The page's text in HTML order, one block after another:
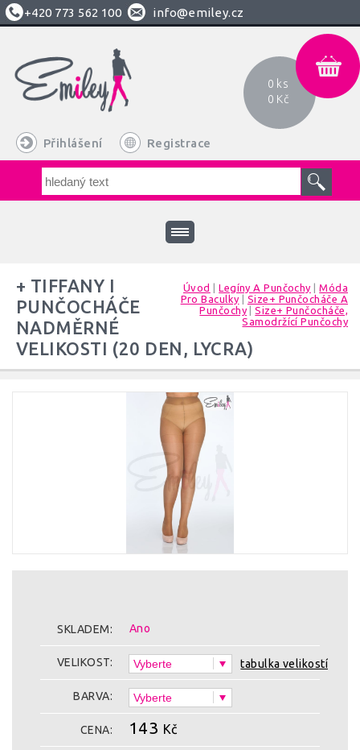
+420 773 562 100 info@emiley.cz
Přihlášení Registrace
0 ks
0 Kč
Úvod |Legíny A Punčochy |Móda
Pro Baculky
Size+ Punčocháče A
Punčochy|Size+ Punčocháče,
Samodržící Punčochy
+ TIFFANY I
PUNČOCHÁČE
NADMĚRNÉ
VELIKOSTI (20 DEN, LYCRA)
SKLADEM: Ano
VELIKOST: tabulka velikostí
BARVA:
CENA: 143 Kč